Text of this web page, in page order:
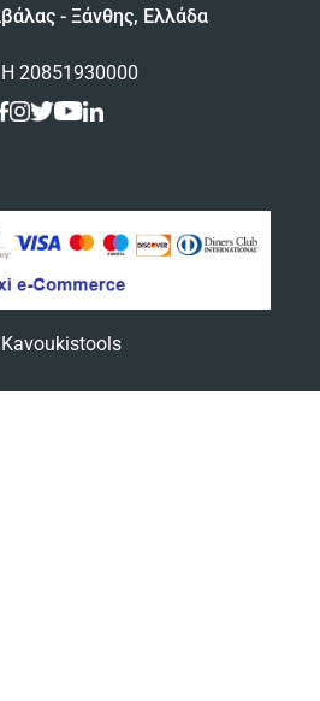
- Ξάνθης, Ελλάδα
20851930000